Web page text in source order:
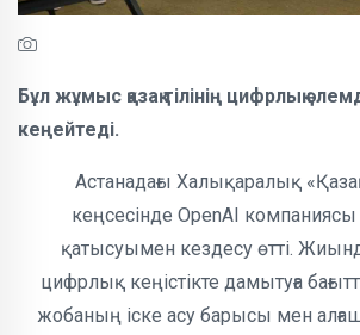
Бұл жұмыс қазақ тілінің цифрлық
кеңейтеді.
Астанадағы Халықаралық
кеңсесінде OpenAI компаниясы
қатысуымен кездесу өтті.
цифрлық кеңістікте дамытуға
жобаның іске асу барысы мен